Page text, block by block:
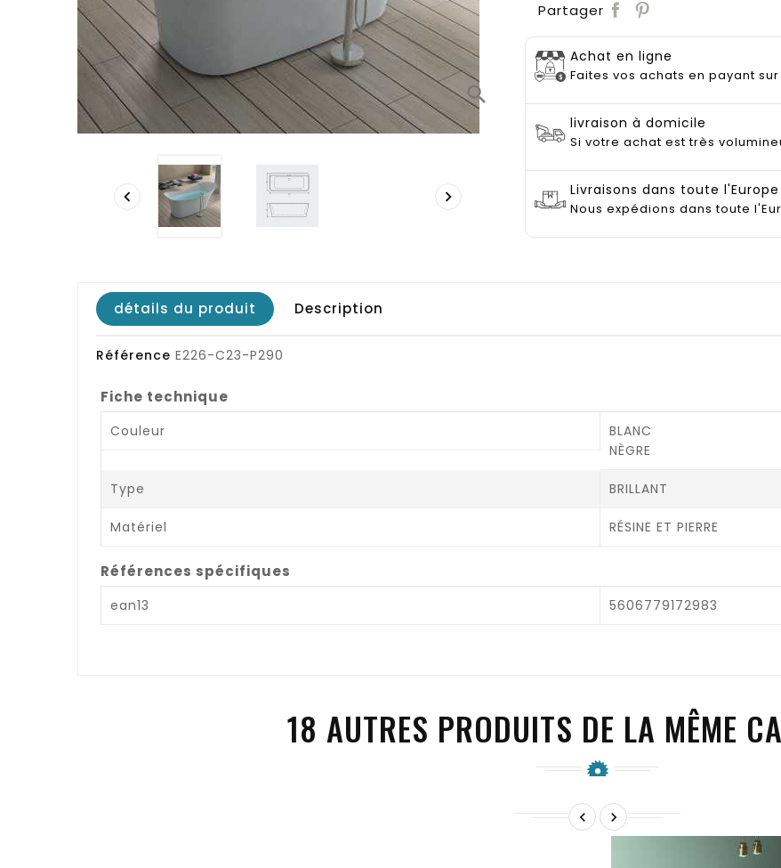
search
 
Partager
Achat en ligne
Faites vos achats en payant
livraison à domicile
Si votre achat est très
Livraisons dans toute l'Europe
Nous expédions dans toute
détails du produit Description
Référence E226-C23-P290
Fiche technique
Couleur
BLANC
NÈGRE
Type BRILLANT
Matériel RÉSINE ET PIERRE
Références spécifiques
ean13 5606779172983
18 AUTRES PRODUITS DE LA MÊME
 